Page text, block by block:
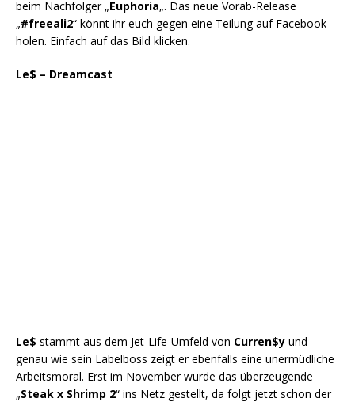
beim Nachfolger „Euphoria„. Das neue Vorab-Release
„#freeali2“ könnt ihr euch gegen eine Teilung auf Facebook
holen. Einfach auf das Bild klicken.
Le$ – Dreamcast
Le$ stammt aus dem Jet-Life-Umfeld von Curren$y und
genau wie sein Labelboss zeigt er ebenfalls eine unermüdliche
Arbeitsmoral. Erst im November wurde das überzeugende
„Steak x Shrimp 2“ ins Netz gestellt, da folgt jetzt schon der